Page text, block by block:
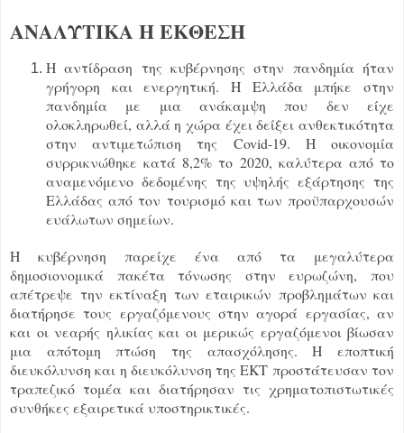
ΑΝΑΛΥΤΙΚΑ Η ΕΚΘΕΣΗ
Η αντίδραση της κυβέρνησης στην πανδημία ήταν
γρήγορη και ενεργητική. Η Ελλάδα μπήκε στην
πανδημία με μια ανάκαμψη που δεν είχε
ολοκληρωθεί, αλλά η χώρα έχει δείξει ανθεκτικότητα
στην αντιμετώπιση της Covid-19. Η οικονομία
συρρικνώθηκε κατά 8,2% το 2020, καλύτερα από το
αναμενόμενο δεδομένης της υψηλής εξάρτησης της
Ελλάδας από τον τουρισμό και των προϋπαρχουσών
ευάλωτων σημείων.
Η κυβέρνηση παρείχε ένα από τα μεγαλύτερα
δημοσιονομικά πακέτα τόνωσης στην ευρωζώνη, που
απέτρεψε την εκτίναξη των εταιρικών προβλημάτων και
διατήρησε τους εργαζόμενους στην αγορά εργασίας, αν
και οι νεαρής ηλικίας και οι μερικώς εργαζόμενοι βίωσαν
μια απότομη πτώση της απασχόλησης. Η εποπτική
διευκόλυνση και η διευκόλυνση της ΕΚΤ προστάτευσαν τον
τραπεζικό τομέα και διατήρησαν τις χρηματοπιστωτικές
συνθήκες εξαιρετικά υποστηρικτικές.